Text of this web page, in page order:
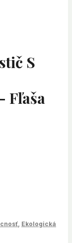
S
Fľaša
Ekologická